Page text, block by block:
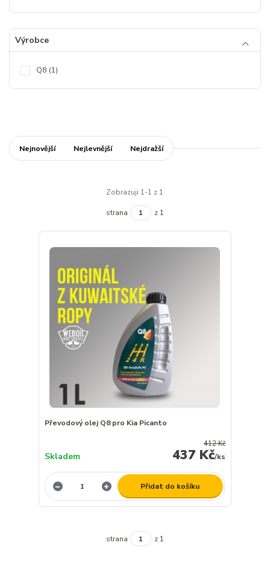
Výrobce
Q8 (1)
Nejnovější Nejlevnější Nejdražší
Zobrazuji 1-1 z 1
strana z 1
Převodový olej Q8 pro Kia Picanto
412 Kč
437 Kč/ks
Skladem
Přidat do košíku
strana z 1